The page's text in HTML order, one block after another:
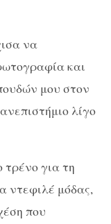
να
και
μου στον
λίγο
για τη
ντεφιλέ μόδας,
που